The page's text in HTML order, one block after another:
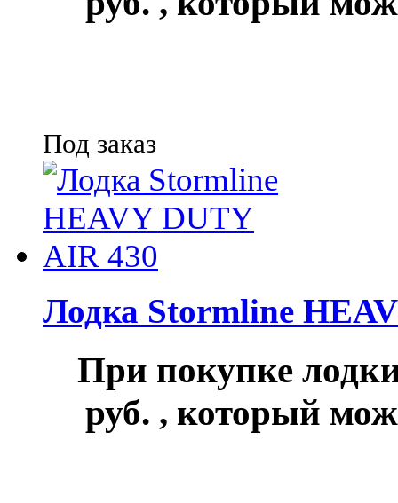
Под заказ
Лодка Stormline
При покупке
руб. , который